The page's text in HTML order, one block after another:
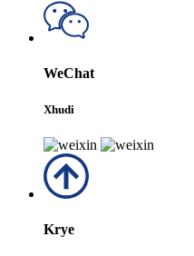
WeChat
Xhudi
Krye